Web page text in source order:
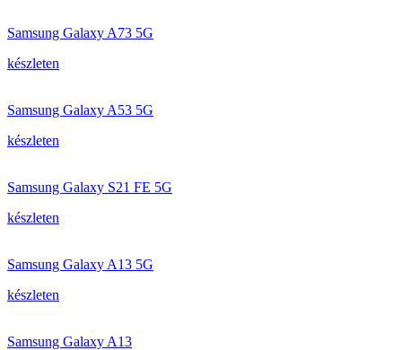
Samsung Galaxy A73 5G
készleten
Samsung Galaxy A53 5G
készleten
Samsung Galaxy S21 FE 5G
készleten
Samsung Galaxy A13 5G
készleten
Samsung Galaxy A13